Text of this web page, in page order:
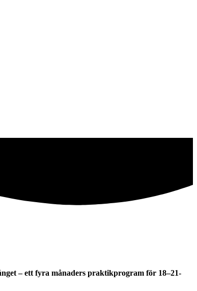
– ett fyra månaders praktikprogram för 18–21-